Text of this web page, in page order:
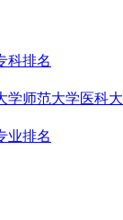
科排名
学师范大学医科
业排名